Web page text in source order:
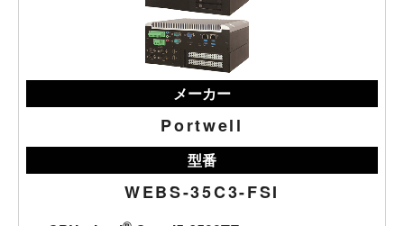
メーカー
Portwell
型番
WEBS-35C3-FSI